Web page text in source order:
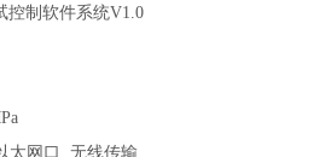
控制软件系统V1.0
太网口 无线传输